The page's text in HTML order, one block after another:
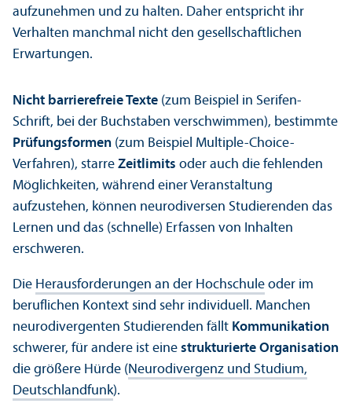
aufzunehmen und zu halten. Daher entspricht ihr
Verhalten manchmal nicht den gesellschaft­lichen
Erwartungen.
Nicht barrierefreie Texte (zum Beispiel in Serifen-
Schrift, bei der Buchstaben verschwimmen), bestimmte
Prüfungs­formen (zum Beispiel Multiple-Choice-
Verfahren), starre Zeitlimits oder auch die fehlenden
Möglichkeiten, während einer Veranstaltung
aufzustehen, können neurodiversen Studierenden das
Lernen und das (schnelle) Erfassen von Inhalten
erschweren.
Die Herausforderungen an der Hochschule oder im
beruflichen Kontext sind sehr individuell. Manchen
neurodivergenten Studierenden fällt Kommunikation
schwerer, für andere ist eine strukturierte Organisation
die größere Hürde (Neurodivergenz und Studium,
Deutschland­funk).